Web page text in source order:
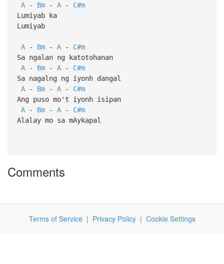
A- Bm- A- C#m
Lumiyab ka
Lumiyab
A- Bm- A- C#m
Sa ngalan ng katotohanan
A- Bm- A- C#m
Sa nagalng ng iyonh dangal
A- Bm- A- C#m
Ang puso mo't iyonh isipan
A- Bm- A- C#m
Alalay mo sa mAykapal
Comments
Terms of Service| Privacy Policy| Cookie Settings